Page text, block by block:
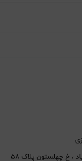
، خ چهلستون پلاک ۵۸